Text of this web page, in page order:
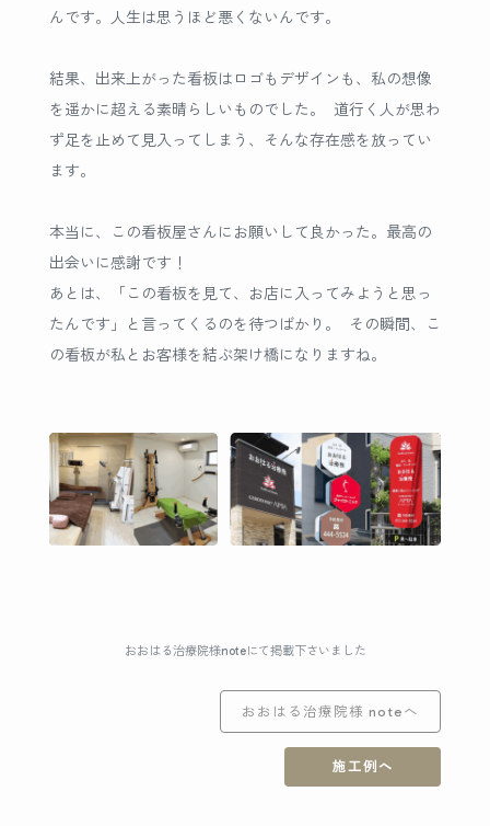
んです。人生は思うほど悪くないんです。
結果、出来上がった看板はロゴもデザインも、私の想像
を遥かに超える素晴らしいものでした。 道行く人が思わ
ず足を止めて見入ってしまう、そんな存在感を放ってい
ます。
本当に、この看板屋さんにお願いして良かった。最高の
出会いに感謝です！
あとは、「この看板を見て、お店に入ってみようと思っ
たんです」と言ってくるのを待つばかり。 その瞬間、こ
の看板が私とお客様を結ぶ架け橋になりますね。
おおはる治療院様noteにて掲載下さいました
おおはる治療院様 noteへ
施工例へ